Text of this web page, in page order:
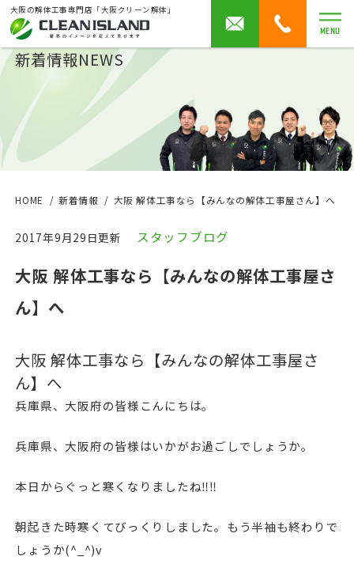
大阪の解体工事専門店「大阪クリーン解体」
MENU
新着情報NEWS
HOME 新着情報 大阪 解体工事なら【みんなの解体工事屋さん】へ
2017年9月29日更新 スタッフブログ
大阪 解体工事なら【みんなの解体工事屋さ
ん】へ
大阪 解体工事なら【みんなの解体工事屋さ
ん】へ
兵庫県、大阪府の皆様こんにちは。
兵庫県、大阪府の皆様はいかがお過ごしでしょうか。
本日からぐっと寒くなりましたね‼︎‼︎
朝起きた時寒くてびっくりしました。もう半袖も終わりで
しょうか(^_^)v